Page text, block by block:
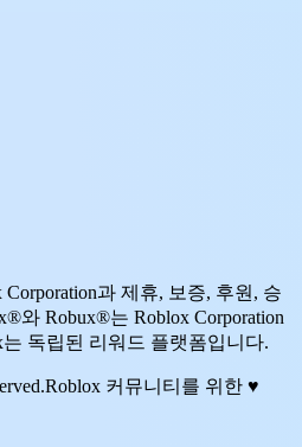
과 제휴, 보증, 후원, 승
와 Robux®는 Roblox Corporation
독립된 리워드 플랫폼입니다.
Roblox 커뮤니티를 위한 ♥